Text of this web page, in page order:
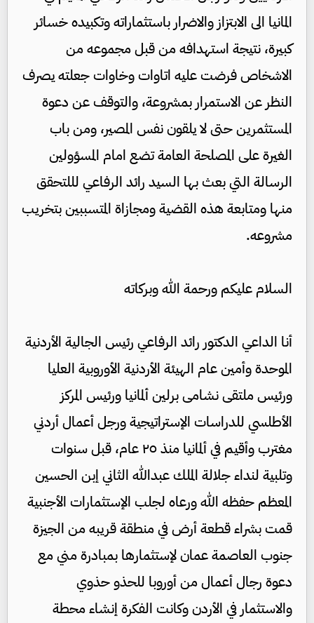
المانيا الى الابتزاز والاضرار باستثماراته وتكبيده خسائر
كبيرة، نتيجة استهدافه من قبل مجموعه من
الاشخاص فرضت عليه اتاوات وخاوات جعلته يصرف
النظر عن الاستمرار بمشروعة، والتوقف عن دعوة
المستثمرين حتى لا يلقون نفس المصير، ومن باب
الغيرة على المصلحة العامة تضع امام المسؤولين
الرسالة التي بعث بها السيد رائد الرفاعي لللتحقق
منها ومتابعة هذه القضية ومجازاة المتسببين بتخريب
مشروعه.
السلام عليكم ورحمة الله وبركاته
أنا الداعي الدكتور رائد الرفاعي رئيس الجالية الأردنية
الموحدة وأمين عام الهيئة الأردنية الأوروبية العليا
ورئيس ملتقى نشامى برلين ألمانيا ورئيس المركز
الأطلسي للدراسات الإستراتيجية ورجل أعمال أردني
مغترب وأقيم في ألمانيا منذ ٢٥ عام، قبل سنوات
وتلبية لنداء جلالة الملك عبدالله الثاني إبن الحسين
المعظم حفظه الله ورعاه لجلب الإستثمارات الأجنبية
قمت بشراء قطعة أرض في منطقة قريبه من الجيزة
جنوب العاصمة عمان لإستثمارها بمبادرة مني مع
دعوة رجال أعمال من أوروبا للحذو حذوي
والاستثمار في الأردن وكانت الفكرة إنشاء محطة